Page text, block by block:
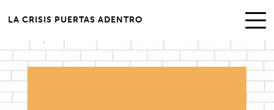
LA CRISIS PUERTAS ADENTRO